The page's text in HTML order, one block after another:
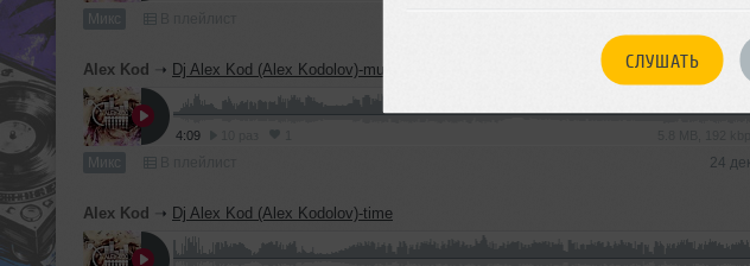
СЛУШАТЬ
Микс
Alex Kod ➝ Dj Alex Kod (Alex Kodolov)-music live
4:09
Микс 24
Alex Kod ➝ Dj Alex Kod (Alex Kodolov)-time